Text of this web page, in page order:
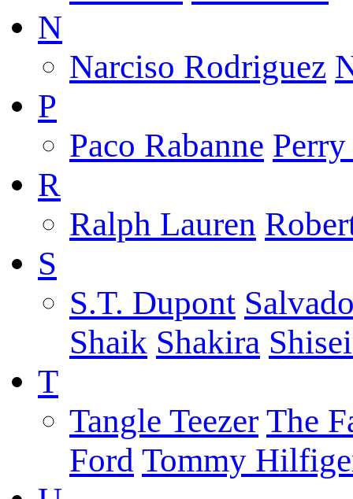
N
Narciso Rodriguez
P
Paco Rabanne
R
Ralph Lauren
S
S.T. Dupont
Shaik Shakira
T
Tangle Teezer The
Ford Tommy